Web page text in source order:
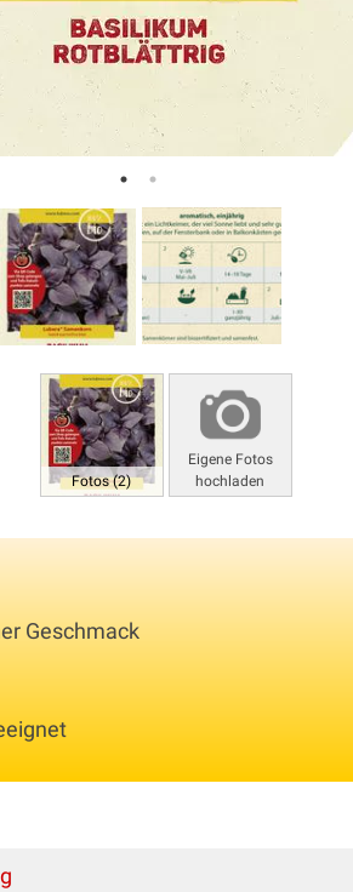
Fotos (2)
Eigene Fotos
hochladen
Geschmack